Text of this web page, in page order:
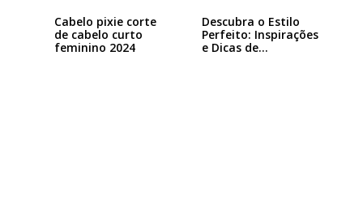
Cabelo pixie corte
de cabelo curto
feminino 2024
Descubra o Estilo
Perfeito: Inspirações
e Dicas de…